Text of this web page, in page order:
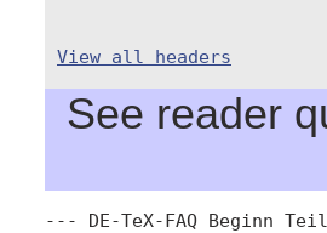
View all headers
See reader
--- DE-TeX-FAQ Beginn